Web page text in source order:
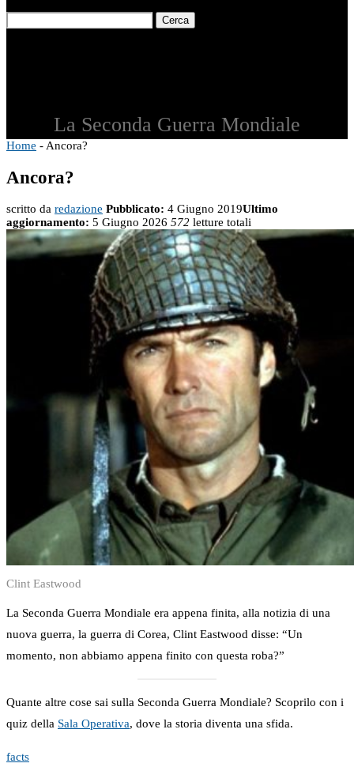
Cerca
La Seconda Guerra Mondiale
Home - Ancora?
Ancora?
scritto da redazione Pubblicato: 4 Giugno 2019Ultimo
aggiornamento: 5 Giugno 2026 572 letture totali
Clint Eastwood
La Seconda Guerra Mondiale era appena finita, alla notizia di una
nuova guerra, la guerra di Corea, Clint Eastwood disse: “Un
momento, non abbiamo appena finito con questa roba?”
Quante altre cose sai sulla Seconda Guerra Mondiale? Scoprilo con i
quiz della Sala Operativa, dove la storia diventa una sfida.
facts